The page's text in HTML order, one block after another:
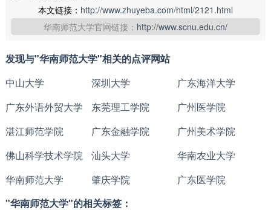
本文链接： http://www.zhuyeba.com/html/2121.html
华南师范大学官网链接： http://www.scnu.edu.cn/
发现与"华南师范大学"相关的点评网站
中山大学
深圳大学
广东海洋大学
广东外语外贸大学
东莞理工学院
广州医学院
湛江师范学院
广东金融学院
广州美术学院
佛山科学技术学院
汕头大学
华南农业大学
华南师范大学
肇庆学院
广东医学院
"华南师范大学"的相关标签：